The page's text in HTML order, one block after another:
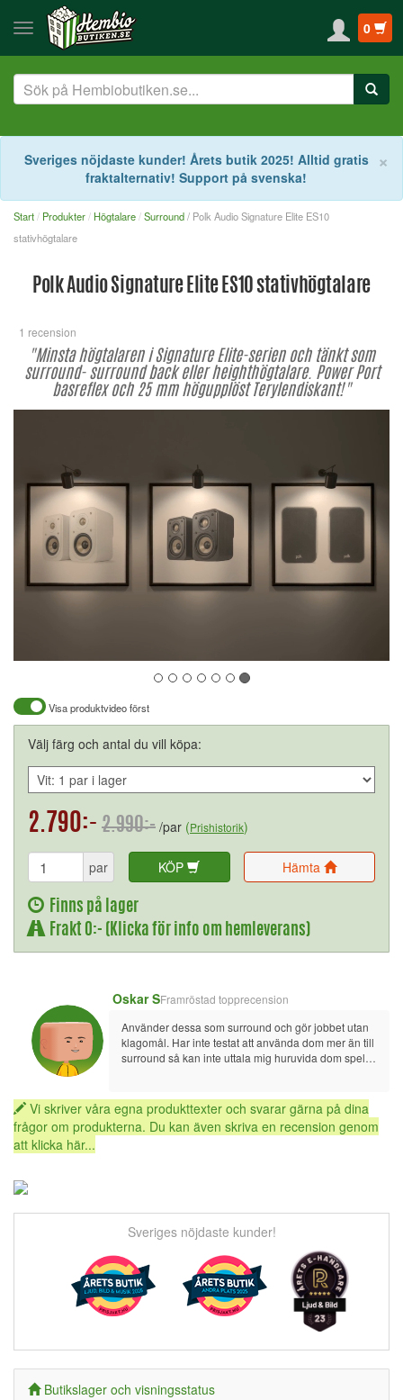
0
×
Sveriges nöjdaste kunder! Årets butik 2025! Alltid gratis
fraktalternativ! Support på svenska!
Start Produkter Högtalare Surround/ Polk Audio Signature Elite ES10
stativhögtalare
Polk Audio Signature Elite ES10 stativhögtalare
1 recension
"Minsta högtalaren i Signature Elite-serien och tänkt som
surround- surround back eller heighthögtalare. Power Port
basreflex och 25 mm högupplöst Terylendiskant!"
Visa produktvideo först
Välj färg och antal du vill köpa:
2.790:- 2.990:- /par (Prishistorik)
par KÖP Hämta
Finns på lager
Frakt 0:- (Klicka för info om hemleverans)
Oskar SFramröstad topprecension
Använder dessa som surround och gör jobbet utan
klagomål. Har inte testat att använda dom mer än till
surround så kan inte uttala mig huruvida dom spelar
Vi skriver våra egna produkttexter och svarar gärna på dina
frågor om produkterna. Du kan även skriva en recension genom
att klicka här...
Sveriges nöjdaste kunder!
Butikslager och visningsstatus